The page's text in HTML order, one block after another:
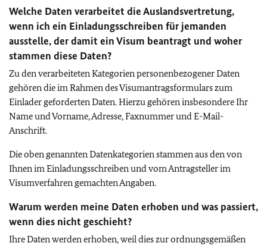
Welche Daten verarbeitet die Auslandsvertretung,
wenn ich ein Einladungsschreiben für jemanden
ausstelle, der damit ein Visum beantragt und woher
stammen diese Daten?
Zu den verarbeiteten Kategorien personenbezogener Daten
gehören die im Rahmen des Visumantragsformulars zum
Einlader geforderten Daten. Hierzu gehören insbesondere Ihr
Name und Vorname, Adresse, Faxnummer und E-Mail-
Anschrift.
Die oben genannten Datenkategorien stammen aus den von
Ihnen im Einladungsschreiben und vom Antragsteller im
Visumverfahren gemachten Angaben.
Warum werden meine Daten erhoben und was passiert,
wenn dies nicht geschieht?
Ihre Daten werden erhoben, weil dies zur ordnungsgemäßen